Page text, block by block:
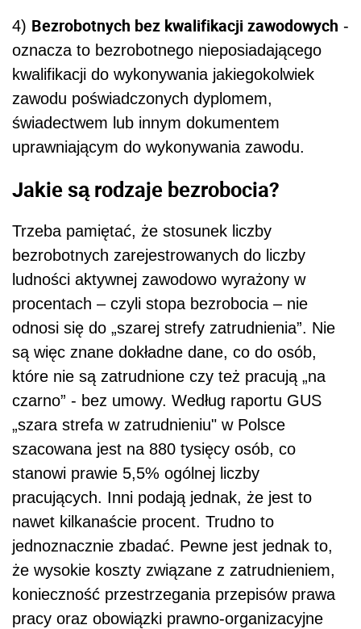
4) Bezrobotnych bez kwalifikacji zawodowych -
oznacza to bezrobotnego nieposiadającego
kwalifikacji do wykonywania jakiegokolwiek
zawodu poświadczonych dyplomem,
świadectwem lub innym dokumentem
uprawniającym do wykonywania zawodu.
Jakie są rodzaje bezrobocia?
Trzeba pamiętać, że stosunek liczby
bezrobotnych zarejestrowanych do liczby
ludności aktywnej zawodowo wyrażony w
procentach – czyli stopa bezrobocia – nie
odnosi się do „szarej strefy zatrudnienia”. Nie
są więc znane dokładne dane, co do osób,
które nie są zatrudnione czy też pracują „na
czarno” - bez umowy. Według raportu GUS
„szara strefaw zatrudnieniu" w Polsce
szacowana jest na 880 tysięcy osób, co
stanowi prawie 5,5% ogólnej liczby
pracujących. Inni podają jednak, że jest to
nawet kilkanaście procent. Trudno to
jednoznacznie zbadać. Pewne jest jednak to,
że wysokie koszty związane z zatrudnieniem,
konieczność przestrzegania przepisów prawa
pracy oraz obowiązki prawno-organizacyjne